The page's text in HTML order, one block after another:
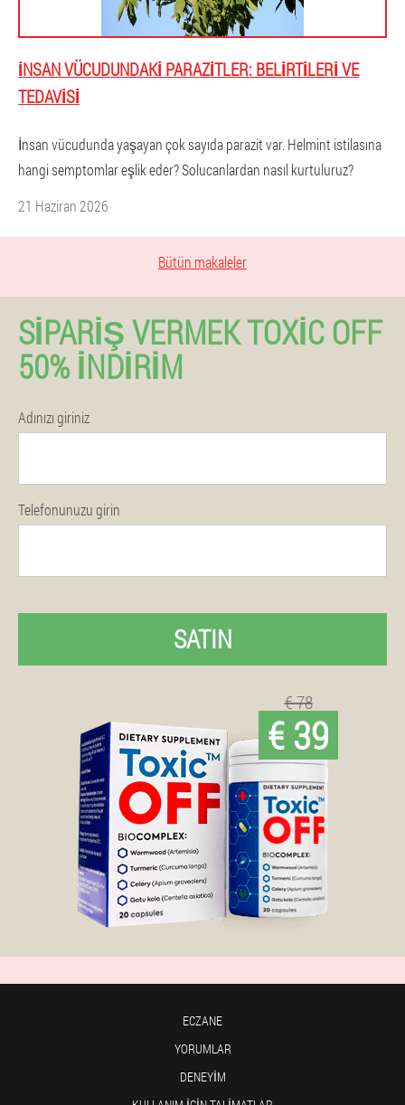
İNSAN VÜCUDUNDAKI PARAZITLER: BELIRTILERI VE
TEDAVISI
İnsan vücudunda yaşayan çok sayıda parazit var. Helmint istilasına
hangi semptomlar eşlik eder? Solucanlardan nasıl kurtuluruz?
21 Haziran 2026
Bütün makaleler
SIPARIŞ VERMEK TOXIC OFF
50% İNDIRIM
Adınızı giriniz
Telefonunuzu girin
SATIN
€ 78
€ 39
ECZANE
YORUMLAR
DENEYIM